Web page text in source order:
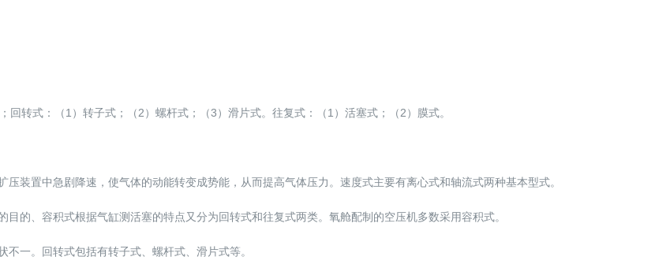
转式：（1）转子式；（2）螺杆式；（3）滑片式。往复式：（1）活塞式；（2）膜式。
装置中急剧降速，使气体的动能转变成势能，从而提高气体压力。速度式主要有离心式和轴流式两种基本型式。
的、容积式根据气缸测活塞的特点又分为回转式和往复式两类。氧舱配制的空压机多数采用容积式。
一。回转式包括有转子式、螺杆式、滑片式等。